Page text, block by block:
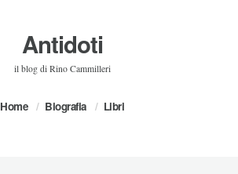
Antidoti
il blog di Rino Cammilleri
Home Biografia Libri